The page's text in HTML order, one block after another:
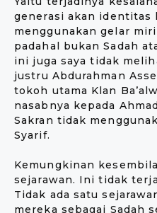
generasi akan identitas
menggunakan gelar
padahal bukan Sadah
ini juga saya tidak
justru Abdurahman
tokoh utama Klan
nasabnya kepada
Sakran tidak
Syarif.
Kemungkinan
sejarawan. Ini tidak
Tidak ada satu
mereka sebagai Sadah